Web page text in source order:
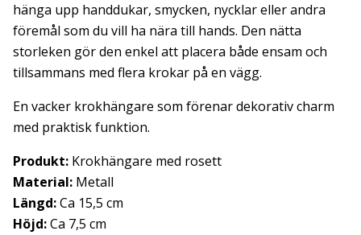
hänga upp handdukar, smycken, nycklar eller andra
föremål som du vill ha nära till hands. Den nätta
storleken gör den enkel att placera både ensam och
tillsammans med flera krokar på en vägg.
En vacker krokhängare som förenar dekorativ charm
med praktisk funktion.
Produkt: Krokhängare med rosett
Material: Metall
Längd:Ca 15,5 cm
Höjd:Ca 7,5 cm